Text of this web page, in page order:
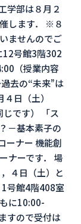
学部は８月２
します． ※８
ませんのでご
号館3階302
（授業内容
去の“未来”は
日（土）
です） 「ス
－基本素子の
ーナー 機能創
ナーです． 場
４日（土）と
号館4階408室
に10:00-
すので受付は